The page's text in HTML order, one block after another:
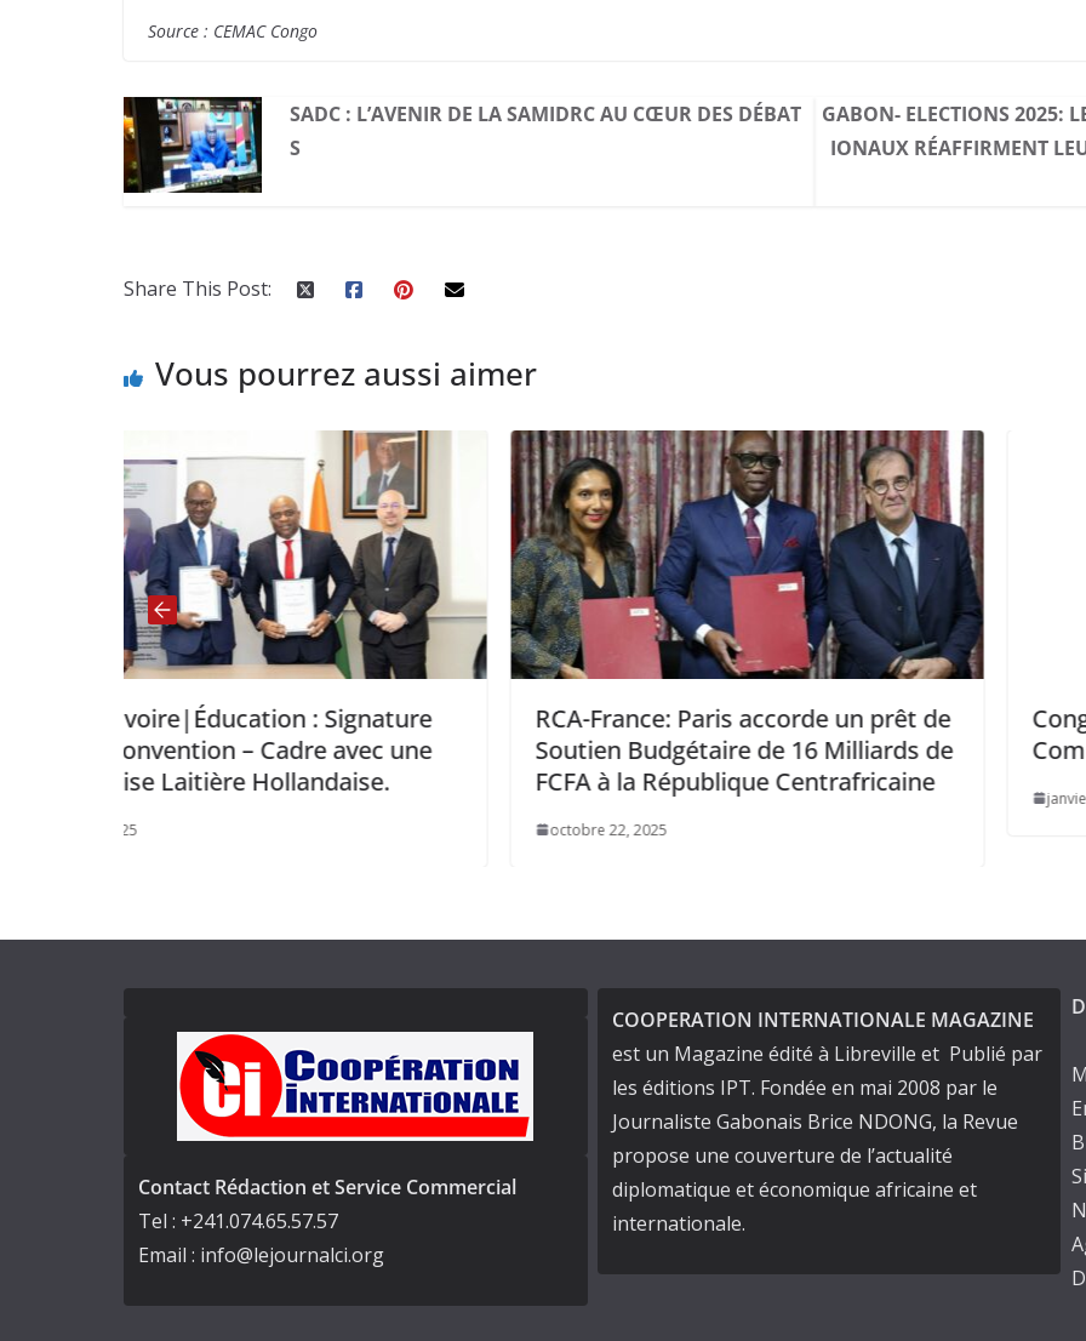
Source : CEMAC Congo
SADC : L’AVENIR DE LA SAMIDRC AU CŒUR DES DÉBAT
S
GABON- ELECTIONS 2025:
IONAUX RÉAFFIRMENT
Share This Post:
Vous pourrez aussi aimer
: Signature
avec une
RCA-France: Paris accorde un prêt de
Soutien Budgétaire de 16 Milliards de
FCFA à la République Centrafricaine
Congo-Vatican : Mise en place
Commission mixte.
Contact Rédaction et Service Commercial
Tel : +241.074.65.57.57
Email : info@lejournalci.org
COOPERATION INTERNATIONALE MAGAZINE
est un Magazine édité à Libreville et Publié par
les éditions IPT. Fondée en mai 2008 par le
Journaliste Gabonais Brice NDONG, la Revue
propose une couverture de l’actualité
diplomatique et économique africaine et
internationale.